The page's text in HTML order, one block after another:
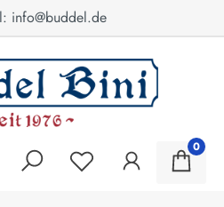
info@buddel.de
0